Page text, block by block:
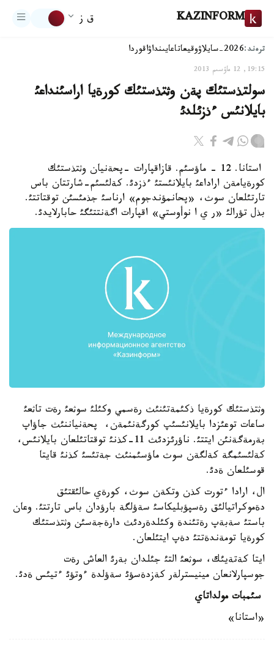
KAZINFORM ق ز
ترەند:2026-سايلاۋ وقيعاتاعايىنداۋاقوردا
19:15, 12 ماۋسىم 2013
سولتذستئك پةن وثتذستئك كورةيا اراسئنداعئ
بايلانئس ءذزئلدئ
استانا. 12 - ماؤسئم. قازاقپارات -پحةنيان وثتذستئك
كورةيامةن اراداعئ بايلانئستئ ءذزدئ. كةلئسئم-شارتتان باس
تارتئلعان سوث، «پحانمؤندجوم» ارناسئ جذمئسئن توقتاتتئ.
بذل تؤرالئ «ر ي ا نوأوستي» اقپارات اگةنتتئگئ حابارلايدئ.
وثتذستئك كورةيا ذكئمةتئنئث رةسمي وكئلئ سوثعئ رةت تاثعئ
ساعات توعئزدا بايلانئسئپ كورگةنئمةن، پحةنياننئث جاؤاپ
بةرمةگةنئن ايتتئ. ناؤرئزدئث 11-كذنئ توقتاتئلعان بايلانئس،
كةلئسئمگة كةلگةن سوث ماؤسئمنئث جةتئسئ كذنئ قايتا
قوسئلعان ةدئ.
ال، ارادا ءتورت كذن وتكةن سوث، كورةي حالئقتئق
دةموكراتيالئق رةسپؤبليكاسئ سةؤلگة بارؤدان باس تارتتئ. وعان
باستئ سةبةپ رةتئندة وكئلدةردئث دارةجةسئن وثتذستئك
كورةيا تومةندةتتئ دةپ ايتئلعان.
ايتا كةتةيئك، سوثعئ التئ جئلدان بةرئ العاش رةت
جوسپارلانعان مينيسترلةر كةزدةسؤئ سةؤلدة ءوتؤئ ءتيئس ةدئ.
سئمبات مولداتاي
«استانا»